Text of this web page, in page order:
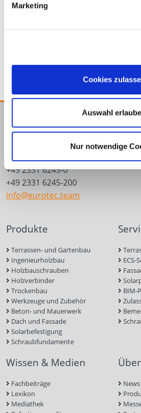
Marketing
Cookies
Auswahl
Nur notwendige
Schnellbauschraube
E.u.r.o.Tec GmbH
Unter dem Hofe 5
58099 Hagen
+49 2331 6245-0
+49 2331 6245-200
info@eurotec.team
Produkte
Terrassen- und Gartenbau
Ingenieurholzbau
Holzbauschrauben
Holzverbinder
Trockenbau
Werkzeuge und Zubehör
Beton- und Mauerwerk
Dach und Fassade
Solarbefestigung
Schraubfundamente
ECS-
BIM-
Wissen & Medien
Fachbeiträge
Lexikon
Mediathek
News